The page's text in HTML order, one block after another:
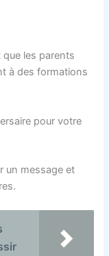
les parents
à des formations
pour votre
un message et